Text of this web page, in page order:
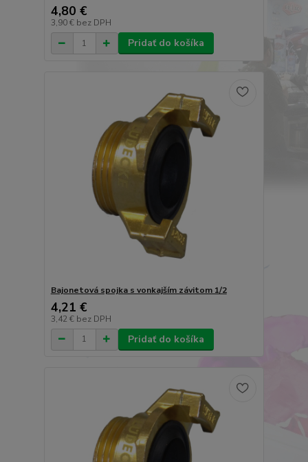
4,80 €
3,90 € bez DPH
Pridať do košíka
Bajonetová spojka s vonkajším závitom 1/2
4,21 €
3,42 € bez DPH
Pridať do košíka